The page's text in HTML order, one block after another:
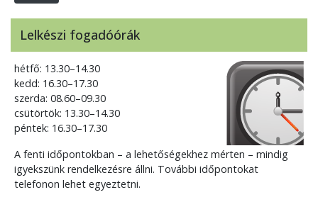
Lelkészi fogadóórák
hétfő: 13.30–14.30
kedd: 16.30–17.30
szerda: 08.60–09.30
csütörtök: 13.30–14.30
péntek: 16.30–17.30
A fenti időpontokban – a lehetőségekhez mérten – mindig
igyekszünk rendelkezésre állni. További időpontokat
telefonon lehet egyeztetni.